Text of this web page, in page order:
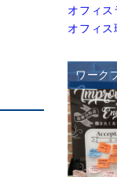
オフィス
オフィス
ワーク